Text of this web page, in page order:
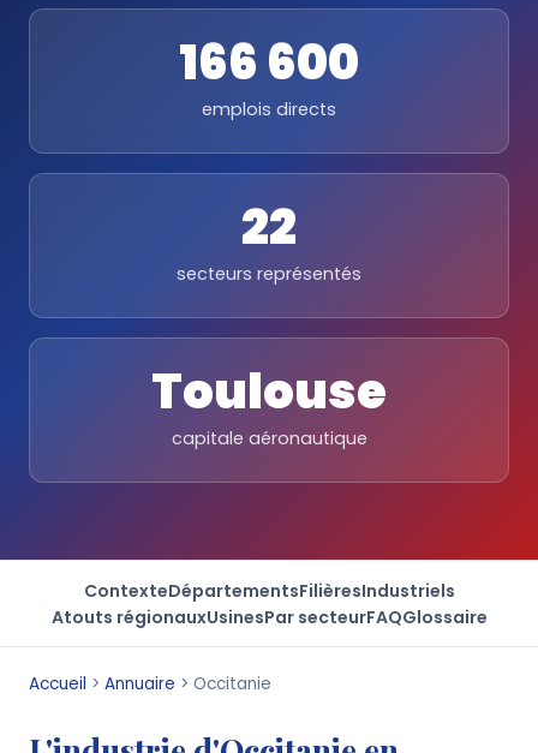
166 600
emplois directs
22
secteurs représentés
Toulouse
capitale aéronautique
ContexteDépartementsFilièresIndustriels
Atouts régionauxUsinesPar secteurFAQGlossaire
Accueil > Annuaire > Occitanie